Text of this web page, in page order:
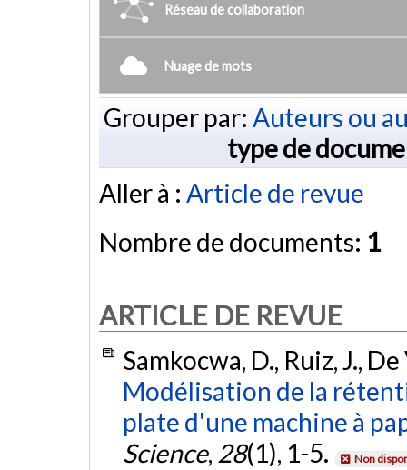
Réseau de collaboration
Nuage de mots
Grouper par: Auteurs ou
type de
Aller à : Article de revue
Nombre de documents: 1
ARTICLE DE REVUE
Samkocwa, D., Ruiz, J.,
Modélisation de la
plate d'une machine à
Science, 28(1), 1-5. Non